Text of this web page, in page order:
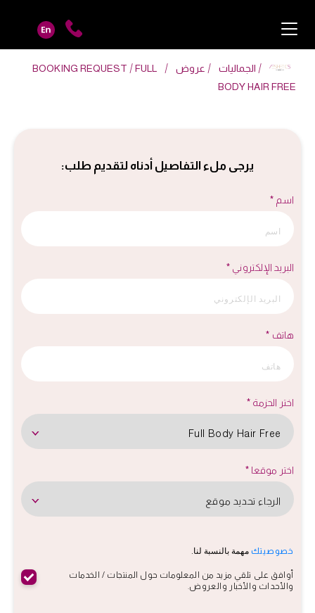
الجماليات عروض BOOKING REQUEST
FULL
BODY HAIR FREE
يرجى ملء التفاصيل أدناه لتقديم طلب:
اسم *
البريد الإلكتروني *
هاتف *
اختر الحزمة *
اختر موقعا *
خصوصيتك مهمة بالنسبة لنا.
أوافق على تلقي مزيد من المعلومات حول المنتجات / الخدمات
والأحداث والأخبار والعروض.